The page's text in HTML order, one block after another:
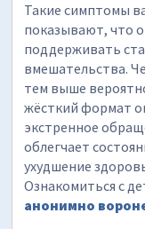
Такие симптомы
показывают, что
поддерживать
вмешательства.
тем выше
жёсткий формат
экстренное
облегчает
ухудшение
Ознакомиться с
анонимно